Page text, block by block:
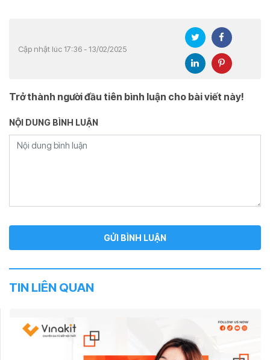
Cập nhật lúc 17:36 - 13/02/2025
Trở thành người đầu tiên bình luận cho bài viết này!
NỘI DUNG BÌNH LUẬN
TIN LIÊN QUAN